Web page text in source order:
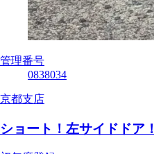
管理番号
0838034
京都支店
ショート！左サイドドア！